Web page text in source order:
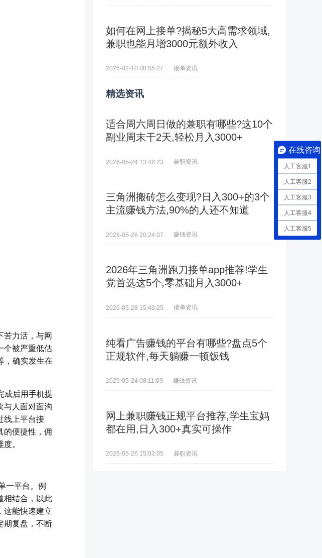
力活，与网
个被严重低估
，确实发生在
成后用手机提
与人面对面沟
线上平台接
的便捷性，佣
。
一平台。例
相结合，以此
这能快速建立
期复盘，不断
如何在网上接单?揭秘5大高需求领域,
兼职也能月增3000元额外收入
2026-02-10 08:55:27 接单资讯
精选资讯
适合周六周日做的兼职有哪些?这10个
副业周末干2天,轻松月入3000+
2026-05-24 13:48:23 兼职资讯
三角洲搬砖怎么变现?日入300+的3个
主流赚钱方法,90%的人还不知道
2026-05-26 20:24:07 赚钱资讯
2026年三角洲跑刀接单app推荐!学生
党首选这5个,零基础月入3000+
2026-05-28 15:49:25 接单资讯
纯看广告赚钱的平台有哪些?盘点5个
正规软件,每天躺赚一顿饭钱
2026-05-24 08:11:09 赚钱资讯
网上兼职赚钱正规平台推荐,学生宝妈
都在用,日入300+真实可操作
2026-05-26 15:03:05 兼职资讯
在线咨询
人工客服1
人工客服2
人工客服3
人工客服4
人工客服5